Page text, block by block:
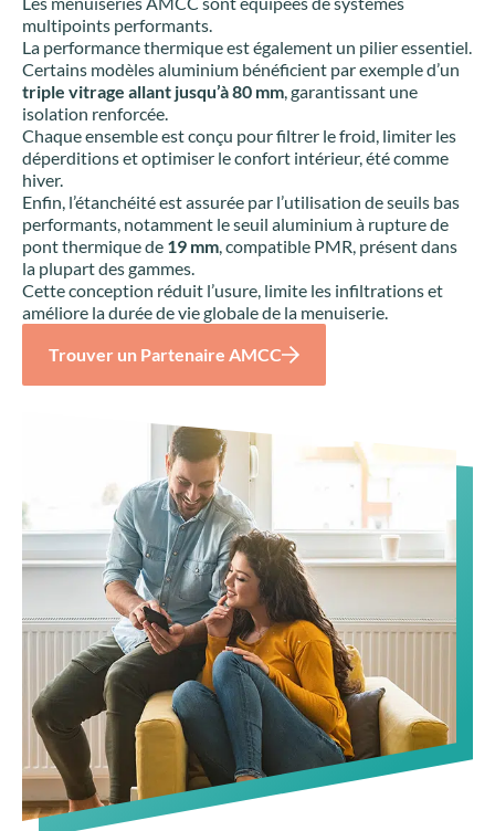
multipoints performants.
La performance thermique est également un pilier essentiel.
Certains modèles aluminium bénéficient par exemple d’un
triple vitrage allant jusqu’à 80 mm, garantissant une
isolation renforcée.
Chaque ensemble est conçu pour filtrer le froid, limiter les
déperditions et optimiser le confort intérieur, été comme
hiver.
Enfin, l’étanchéité est assurée par l’utilisation de seuils bas
performants, notamment le seuil aluminium à rupture de
pont thermique de 19 mm, compatible PMR, présent dans
la plupart des gammes.
Cette conception réduit l’usure, limite les infiltrations et
améliore la durée de vie globale de la menuiserie.
Trouver un Partenaire AMCC